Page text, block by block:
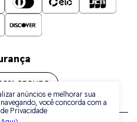
anúncios e melhorar sua
você concorda com a
Privacidade